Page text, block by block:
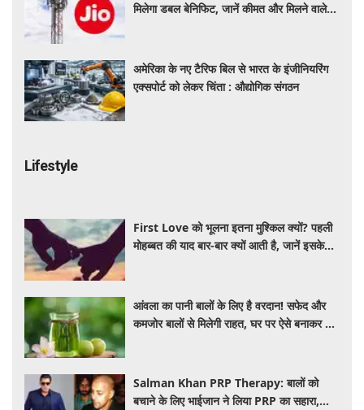
मिलेगा डबल बेनिफिट, जानें कीमत और मिलने वाले
अमेरिका के नए टैरिफ बिल से भारत के इंजीनियरिंग
एक्सपोर्ट को लेकर चिंता : औद्योगिक संगठन
Lifestyle
First Love को भूलना इतना मुश्किल क्यों? पहली
मोहब्बत की याद बार-बार क्यों आती है, जानें इसके
आंवला का पानी बालों के लिए है वरदान! सफेद और
कमजोर बालों से मिलेगी राहत, घर पर ऐसे बनाकर करें
Salman Khan PRP Therapy: बालों को
बचाने के लिए भाईजान ने लिया PRP का सहारा,